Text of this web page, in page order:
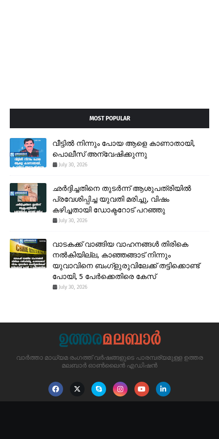
MOST POPULAR
വീട്ടിൽ നിന്നും പോയ ആളെ കാണാതായി,
പൊലീസ് അന്വേഷിക്കുന്നു
July 30, 2026
ഛർദ്ദിച്ചതിനെ തുടർന്ന് ആശുപത്രിയിൽ
പ്രവേശിപ്പിച്ച യുവതി മരിച്ചു, വിഷം
കഴിച്ചതായി ഡോക്ടറോട് പറഞ്ഞു
July 30, 2026
വാടകക്ക് വാങ്ങിയ വാഹനങ്ങൾ തിരികെ
നൽകിയില്ല, കാഞ്ഞങ്ങാട് നിന്നും
യുവാവിനെ ബംഗ്ളുരുവിലേക്ക് തട്ടിക്കൊണ്ട്
പോയി, 5 പേർക്കെതിരെ കേസ്
July 30, 2026
വാർത്താ മാധ്യമ രംഗത്ത് വർഷങ്ങളുടെ പാരമ്പര്യമുള്ള ഉത്തര
മലബാർ ഓൺലൈൻ എഡിഷൻ